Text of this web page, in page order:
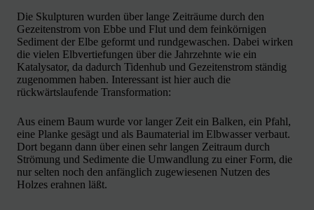
Die Skulpturen wurden über lange Zeiträume durch den
Gezeitenstrom von Ebbe und Flut und dem feinkörnigen
Sediment der Elbe geformt und rundgewaschen. Dabei wirken
die vielen Elbvertiefungen über die Jahrzehnte wie ein
Katalysator, da dadurch Tidenhub und Gezeitenstrom ständig
zugenommen haben. Interessant ist hier auch die
rückwärtslaufende Transformation:
Aus einem Baum wurde vor langer Zeit ein Balken, ein Pfahl,
eine Planke gesägt und als Baumaterial im Elbwasser verbaut.
Dort begann dann über einen sehr langen Zeitraum durch
Strömung und Sedimente die Umwandlung zu einer Form, die
nur selten noch den anfänglich zugewiesenen Nutzen des
Holzes erahnen läßt.